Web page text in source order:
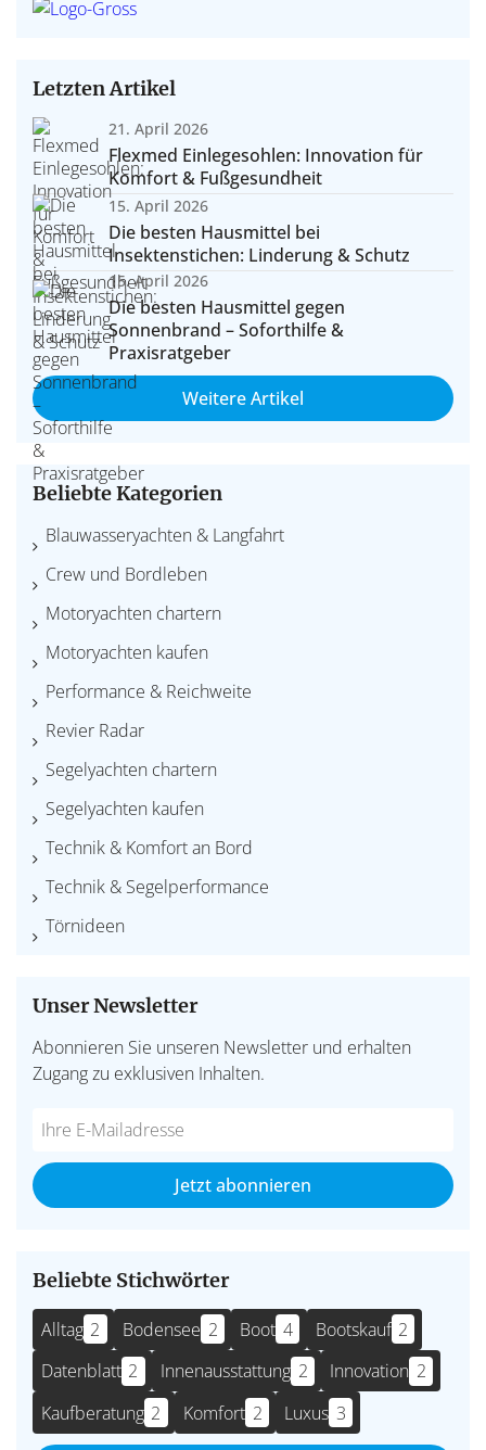
Letzten Artikel
21. April 2026
Flexmed Einlegesohlen: Innovation für
Komfort & Fußgesundheit
15. April 2026
Die besten Hausmittel bei
Insektenstichen: Linderung & Schutz
15. April 2026
Die besten Hausmittel gegen
Sonnenbrand – Soforthilfe &
Praxisratgeber
Weitere Artikel
Beliebte Kategorien
Blauwasseryachten & Langfahrt
Crew und Bordleben
Motoryachten chartern
Motoryachten kaufen
Performance & Reichweite
Revier Radar
Segelyachten chartern
Segelyachten kaufen
Technik & Komfort an Bord
Technik & Segelperformance
Törnideen
Unser Newsletter
Abonnieren Sie unseren Newsletter und erhalten
Zugang zu exklusiven Inhalten.
Do
fill
this
*Ihre
Mailadresse:
Jetzt abonnieren
Beliebte Stichwörter
Alltag 2 Bodensee 2 Boot 4 Bootskauf 2
Datenblatt 2 Innenausstattung 2 Innovation 2
Kaufberatung 2 Komfort 2 Luxus 3